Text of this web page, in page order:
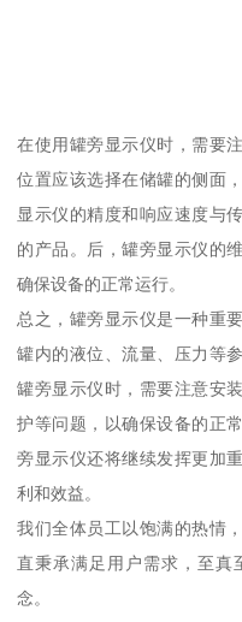
在使用罐旁显示仪时，需要
位置应该选择在储罐的侧面
显示仪的精度和响应速度与
的产品。后，罐旁显示仪的
确保设备的正常运行。
总之，罐旁显示仪是一种重
罐内的液位、流量、压力等
罐旁显示仪时，需要注意安
护等问题，以确保设备的正
旁显示仪还将继续发挥更加
利和效益。
我们全体员工以饱满的热情
直秉承满足用户需求，至真
念。